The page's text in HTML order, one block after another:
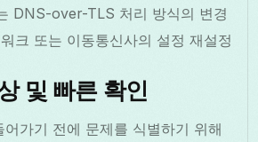
DNS-over-TLS 처리 방식의 변경
크 또는 이동통신사의 설정 재설정
및 빠른 확인
가기 전에 문제를 식별하기 위해